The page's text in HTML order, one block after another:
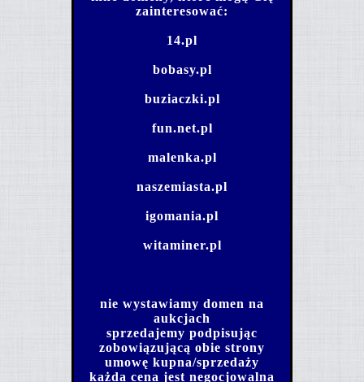
zainteresować:
14.pl
bobasy.pl
buziaczki.pl
fun.net.pl
malenka.pl
naszemiasta.pl
igomania.pl
witaminer.pl
nie wystawiamy domen na
aukcjach
sprzedajemy podpisując
zobowiązującą obie strony
umowę kupna/sprzedaży
każda cena jest negocjowalna